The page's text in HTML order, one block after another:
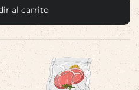
al carrito